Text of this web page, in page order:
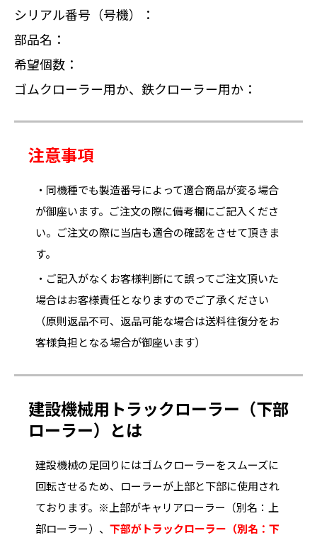
シリアル番号（号機）：
部品名：
希望個数：
ゴムクローラー用か、鉄クローラー用か：
注意事項
・同機種でも製造番号によって適合商品が変る場合
が御座います。ご注文の際に備考欄にご記入くださ
い。ご注文の際に当店も適合の確認をさせて頂きま
す。
・ご記入がなくお客様判断にて誤ってご注文頂いた
場合はお客様責任となりますのでご了承ください
（原則返品不可、返品可能な場合は送料往復分をお
客様負担となる場合が御座います）
建設機械用トラックローラー（下部
ローラー）とは
建設機械の足回りにはゴムクローラーをスムーズに
回転させるため、ローラーが上部と下部に使用され
ております。※上部がキャリアローラー（別名：上
部ローラー）、 下部がトラックローラー（別名：下